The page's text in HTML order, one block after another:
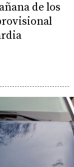
de los